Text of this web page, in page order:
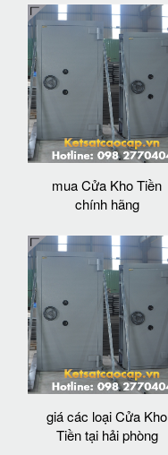
mua Cửa Kho Tiền
chính hãng
giá các loại Cửa Kho
Tiền tại hải phòng